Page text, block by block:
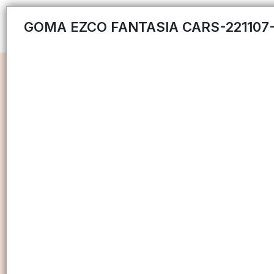
GOMA EZCO FANTASIA CARS-